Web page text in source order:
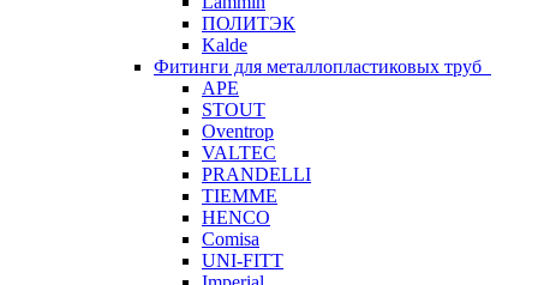
ПОЛИТЭК
Kalde
Фитинги для металлопластиковых труб
APE
STOUT
Oventrop
VALTEC
PRANDELLI
TIEMME
HENCO
Comisa
UNI-FITT